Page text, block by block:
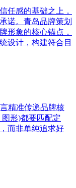
任感的基础之上，
诺。青岛品牌策划
形象的核心锚点，
设计，构建符合目
精准传递品牌核
形)都要匹配定
而非单纯追求好